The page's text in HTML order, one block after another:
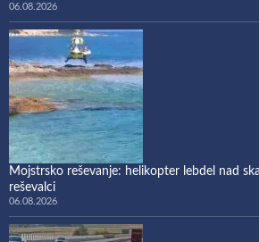
06.08.2026
Mojstrsko reševanje: helikopter lebdel nad
reševalci
06.08.2026